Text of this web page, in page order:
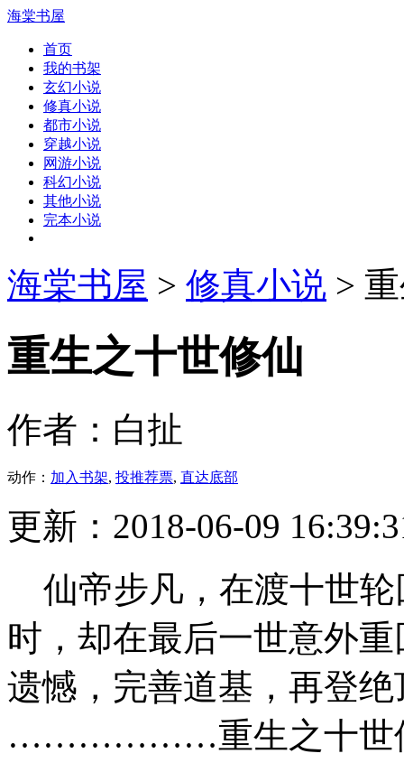
海棠书屋
首页
我的书架
玄幻小说
修真小说
都市小说
穿越小说
网游小说
科幻小说
其他小说
完本小说
海棠书屋 > 修真小说 >
重生之十世修仙
作者：白扯
动作： 加入书架, 投推荐票, 直达底部
更新：2018-06-09
仙帝步凡，在渡十世轮
时，却在最后一世意外
遗憾，完善道基，再登
………………重生之十世修